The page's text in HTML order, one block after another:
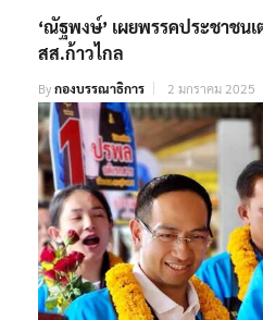
‘ณัฐพงษ์’ เผยพรรคประชาชน
สส.ก้าวไกล
Byกองบรรณาธิการ 2 มกราคม 2025